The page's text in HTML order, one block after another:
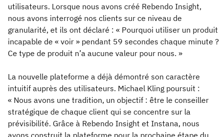
utilisateurs. Lorsque nous avons créé Rebendo Insight,
nous avons interrogé nos clients sur ce niveau de
granularité, et ils ont déclaré : « Pourquoi utiliser un produit
incapable de « voir » pendant 59 secondes chaque minute ?
Ce type de produit n’a aucune valeur pour nous. »
La nouvelle plateforme a déjà démontré son caractère
intuitif auprès des utilisateurs. Michael Kling poursuit :
« Nous avons une tradition, un objectif : être le conseiller
stratégique de chaque client qui se concentre sur la
prévisibilité. Grâce à Rebendo Insight et Instana, nous
avons construit la plateforme pour la prochaine étape du